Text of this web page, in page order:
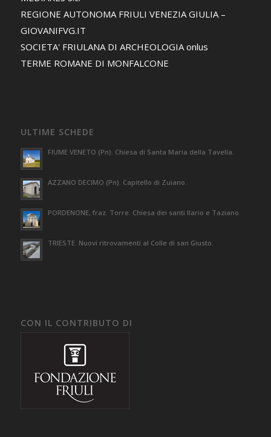
REGIONE AUTONOMA FRIULI VENEZIA GIULIA –
GIOVANIFVG.IT
SOCIETA' FRIULANA DI ARCHEOLOGIA onlus
TERME ROMANE DI MONFALCONE
ULTIME SCHEDE
FIUME VENETO (Pn). Chiesa di Santa Maria della Tavella.
AZZANO DECIMO (Pn). Capitello di Zuiano.
PORDENONE, fraz. Torre. Chiesa dei santi Ilario e Taziano.
TRIESTE. Nuovi ritrovamenti al Colle di san Giusto.
CON IL CONTRIBUTO DI